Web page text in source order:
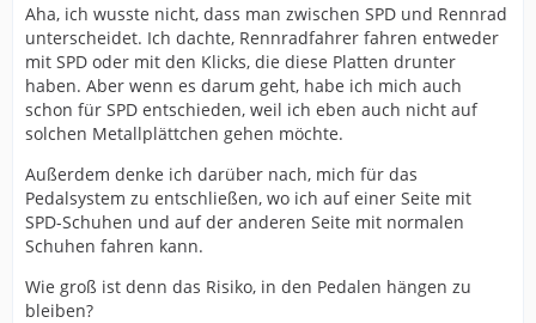
Aha, ich wusste nicht, dass man zwischen SPD und Rennrad
unterscheidet. Ich dachte, Rennradfahrer fahren entweder
mit SPD oder mit den Klicks, die diese Platten drunter
haben. Aber wenn es darum geht, habe ich mich auch
schon für SPD entschieden, weil ich eben auch nicht auf
solchen Metallplättchen gehen möchte.
Außerdem denke ich darüber nach, mich für das
Pedalsystem zu entschließen, wo ich auf einer Seite mit
SPD-Schuhen und auf der anderen Seite mit normalen
Schuhen fahren kann.
Wie groß ist denn das Risiko, in den Pedalen hängen zu
bleiben?